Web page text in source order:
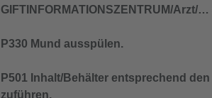
GIFTINFORMATIONSZENTRUM/Arzt/
P330 Mund ausspülen.
P501 Inhalt/Behälter entsprechend
zuführen.